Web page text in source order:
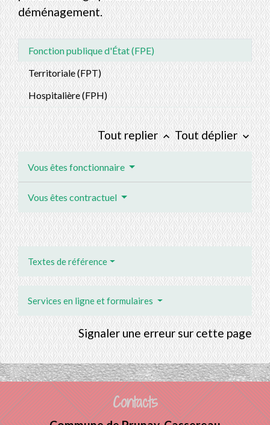
déménagement.
Fonction publique d'État (FPE)
Territoriale (FPT)
Hospitalière (FPH)
Tout replierkeyboard_arrow_up Tout déplier keyboard_arrow_down
Vous êtes fonctionnaire
Vous êtes contractuel
Textes de référence
Services en ligne et formulaires
Signaler une erreur sur cette page
Contacts